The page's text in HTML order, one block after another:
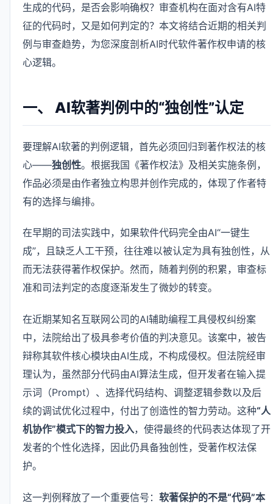
生成的代码，是否会影响确权？审查机构在面对含有AI特
征的代码时，又是如何判定的？本文将结合近期的相关判
例与审查趋势，为您深度剖析AI时代软件著作权申请的核
心逻辑。
一、 AI软著判例中的“独创性”认定
要理解AI软著的判例逻辑，首先必须回归到著作权法的核
心——独创性。根据我国《著作权法》及相关实施条例，
作品必须是由作者独立构思并创作完成的，体现了作者特
有的选择与编排。
在早期的司法实践中，如果软件代码完全由AI“一键生
成”，且缺乏人工干预，往往难以被认定为具有独创性，从
而无法获得著作权保护。然而，随着判例的积累，审查标
准和司法判定的态度逐渐发生了微妙的转变。
在近期某知名互联网公司的AI辅助编程工具侵权纠纷案
中，法院给出了极具参考价值的判决意见。该案中，被告
辩称其软件核心模块由AI生成，不构成侵权。但法院经审
理认为，虽然部分代码由AI算法生成，但开发者在输入提
示词（Prompt）、选择代码结构、调整逻辑参数以及后
续的调试优化过程中，付出了创造性的智力劳动。这种“人
机协作”模式下的智力投入，使得最终的代码表达体现了开
发者的个性化选择，因此仍具备独创性，受著作权法保
护。
这一判例释放了一个重要信号： 软著保护的不是“代码”本